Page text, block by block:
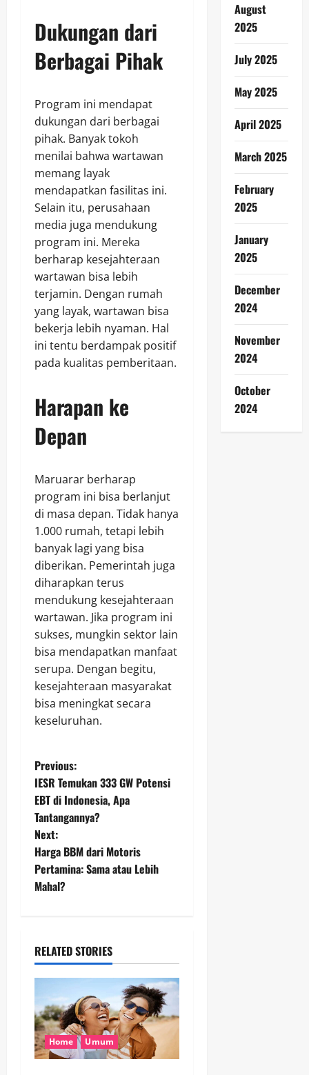
Dukungan dari
Berbagai Pihak
Program ini mendapat
dukungan dari berbagai
pihak. Banyak tokoh
menilai bahwa wartawan
memang layak
mendapatkan fasilitas ini.
Selain itu, perusahaan
media juga mendukung
program ini. Mereka
berharap kesejahteraan
wartawan bisa lebih
terjamin. Dengan rumah
yang layak, wartawan bisa
bekerja lebih nyaman. Hal
ini tentu berdampak positif
pada kualitas pemberitaan.
Harapan ke
Depan
Maruarar berharap
program ini bisa berlanjut
di masa depan. Tidak hanya
1.000 rumah, tetapi lebih
banyak lagi yang bisa
diberikan. Pemerintah juga
diharapkan terus
mendukung kesejahteraan
wartawan. Jika program ini
sukses, mungkin sektor lain
bisa mendapatkan manfaat
serupa. Dengan begitu,
kesejahteraan masyarakat
bisa meningkat secara
keseluruhan.
P
o
s
t
n
v
i
g
a
t
Previous:
IESR Temukan 333 GW Potensi
EBT di Indonesia, Apa
Tantangannya?
Next:
Harga BBM dari Motoris
Pertamina: Sama atau Lebih
Mahal?
RELATED STORIES
Home Umum
August
2025
July 2025
May 2025
April 2025
March 2025
February
2025
January
2025
December
2024
November
2024
October
2024